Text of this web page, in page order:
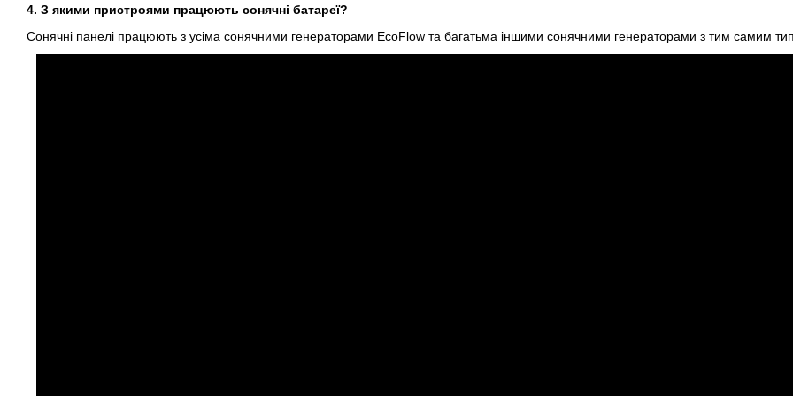
4. З якими пристроями працюють сонячні батареї?
Сонячні панелі працюють з усіма сонячними генераторами EcoFlow та багатьма іншими сонячними генераторами з тим самим